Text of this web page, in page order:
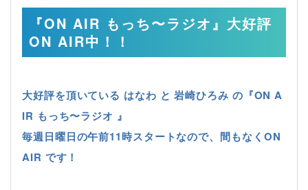
『ON AIR もっち〜ラジオ』大好評
ON AIR中！！
大好評を頂いている はなわ と 岩崎ひろみ の『ON A
IR もっち〜ラジオ 』
毎週日曜日の午前11時スタートなので、間もなくON
AIR です！